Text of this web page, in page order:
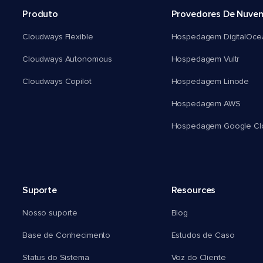
Produto
Cloudways Flexible
Cloudways Autonomous
Cloudways Copilot
Provedores De
Hospedagem
Hospedagem Vultr
Hospedagem Linode
Hospedagem AWS
Hospedagem Google
Suporte
Nosso suporte
Base de Conhecimento
Status do Sistema
Resources
Blog
Estudos de Caso
Voz do Cliente